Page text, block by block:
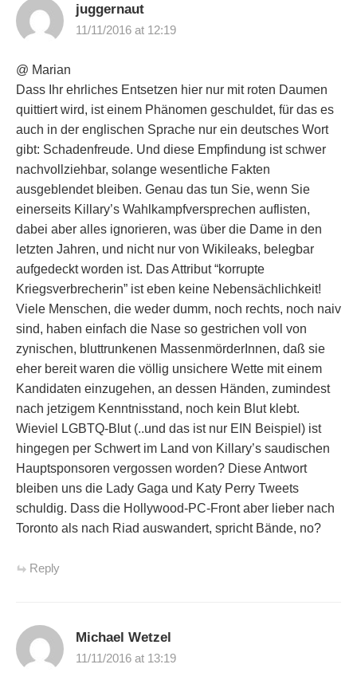
juggernaut
11/11/2016 at 12:19
@ Marian
Dass Ihr ehrliches Entsetzen hier nur mit roten Daumen
quittiert wird, ist einem Phänomen geschuldet, für das es
auch in der englischen Sprache nur ein deutsches Wort
gibt: Schadenfreude. Und diese Empfindung ist schwer
nachvollziehbar, solange wesentliche Fakten
ausgeblendet bleiben. Genau das tun Sie, wenn Sie
einerseits Killary’s Wahlkampfversprechen auflisten,
dabei aber alles ignorieren, was über die Dame in den
letzten Jahren, und nicht nur von Wikileaks, belegbar
aufgedeckt worden ist. Das Attribut “korrupte
Kriegsverbrecherin” ist eben keine Nebensächlichkeit!
Viele Menschen, die weder dumm, noch rechts, noch naiv
sind, haben einfach die Nase so gestrichen voll von
zynischen, bluttrunkenen MassenmörderInnen, daß sie
eher bereit waren die völlig unsichere Wette mit einem
Kandidaten einzugehen, an dessen Händen, zumindest
nach jetzigem Kenntnisstand, noch kein Blut klebt.
Wieviel LGBTQ-Blut (..und das ist nur EIN Beispiel) ist
hingegen per Schwert im Land von Killary’s saudischen
Hauptsponsoren vergossen worden? Diese Antwort
bleiben uns die Lady Gaga und Katy Perry Tweets
schuldig. Dass die Hollywood-PC-Front aber lieber nach
Toronto als nach Riad auswandert, spricht Bände, no?
Reply
Michael Wetzel
11/11/2016 at 13:19